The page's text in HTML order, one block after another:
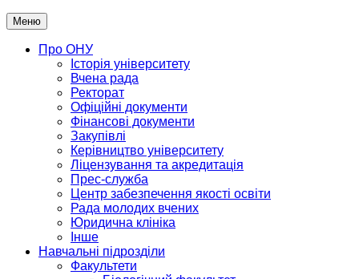
Меню
Про ОНУ
Історія університету
Вчена рада
Ректорат
Офіційні документи
Фінансові документи
Закупівлі
Керівництво університету
Ліцензування та акредитація
Прес-служба
Центр забезпечення якості освіти
Рада молодих вчених
Юридична клініка
Інше
Навчальні підрозділи
Факультети